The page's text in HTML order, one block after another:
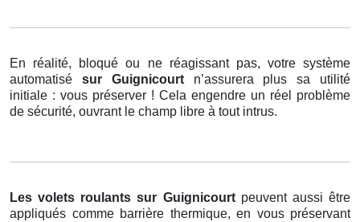
En réalité, bloqué ou ne réagissant pas, votre système
automatisé sur Guignicourt n’assurera plus sa utilité
initiale : vous préserver ! Cela engendre un réel problème
de sécurité, ouvrant le champ libre à tout intrus.
Les volets roulants sur Guignicourt peuvent aussi être
appliqués comme barrière thermique, en vous préservant